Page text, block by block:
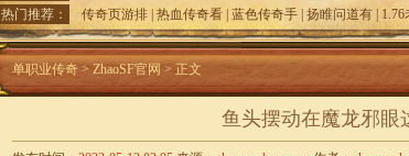
热门推荐：
传奇页游排 热血传奇看 蓝色传奇手 扬睢问道有 1.76
单职业传奇 > ZhaoSF官网 > 正文
鱼头摆动在魔龙邪眼